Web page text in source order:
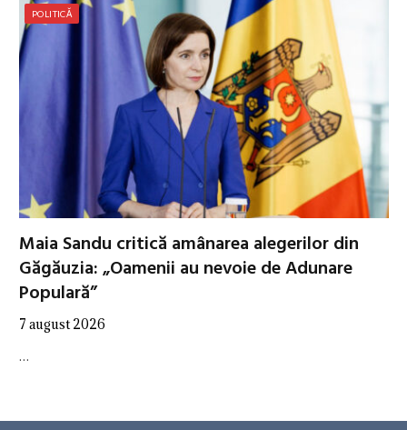
POLITICĂ
Maia Sandu critică amânarea alegerilor din
Găgăuzia: „Oamenii au nevoie de Adunare
Populară”
7 august 2026
…